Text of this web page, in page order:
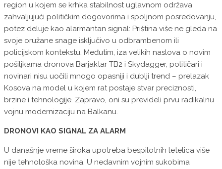
region u kojem se krhka stabilnost uglavnom održava
zahvaljujući političkim dogovorima i spoljnom posredovanju,
potez deluje kao alarmantan signal: Priština više ne gleda na
svoje oružane snage isključivo u odbrambenom ili
policijskom kontekstu. Međutim, iza velikih naslova o novim
pošiljkama dronova Barjaktar TB2 i Skydagger, političari i
novinari nisu uočili mnogo opasniji i dublji trend – prelazak
Kosova na model u kojem rat postaje stvar preciznosti,
brzine i tehnologije. Zapravo, oni su prevideli prvu radikalnu
vojnu modernizaciju na Balkanu.
DRONOVI KAO SIGNAL ZA ALARM
U današnje vreme široka upotreba bespilotnih letelica više
nije tehnološka novina. U nedavnim vojnim sukobima